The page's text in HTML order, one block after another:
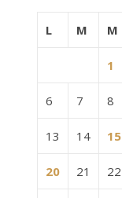
L M M
1
6 7 8
13 14 15
20 21 22